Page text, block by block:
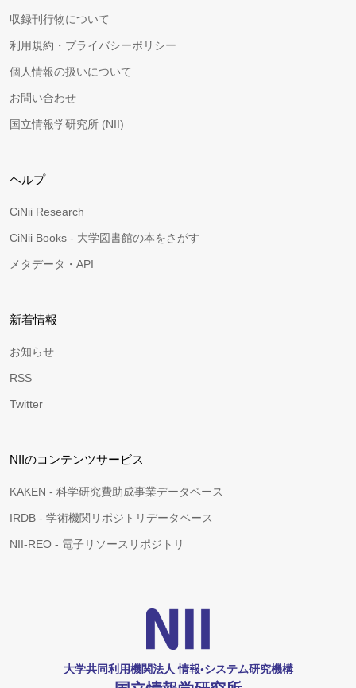
収録刊行物について
利用規約・プライバシーポリシー
個人情報の扱いについて
お問い合わせ
国立情報学研究所 (NII)
ヘルプ
CiNii Research
CiNii Books - 大学図書館の本をさがす
メタデータ・API
新着情報
お知らせ
RSS
Twitter
NIIのコンテンツサービス
KAKEN - 科学研究費助成事業データベース
IRDB - 学術機関リポジトリデータベース
NII-REO - 電子リソースリポジトリ
大学共同利用機関法人 情報•システム研究機構